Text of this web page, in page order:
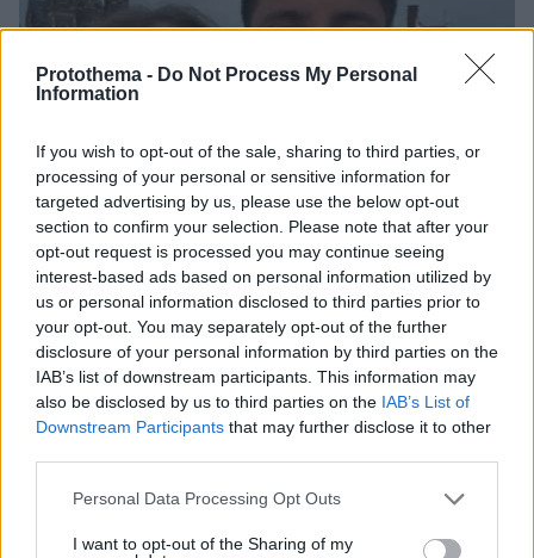
Protothema - Do Not Process My Personal
Information
If you wish to opt-out of the sale, sharing to third parties, or
processing of your personal or sensitive information for
targeted advertising by us, please use the below opt-out
section to confirm your selection. Please note that after your
opt-out request is processed you may continue seeing
interest-based ads based on personal information utilized by
us or personal information disclosed to third parties prior to
your opt-out. You may separately opt-out of the further
disclosure of your personal information by third parties on the
IAB’s list of downstream participants. This information may
also be disclosed by us to third parties on the IAB’s List of
Downstream Participants that may further disclose it to other
Please note that this website/app uses one or more Google
not limited to your visit or usage behaviour. You may click to
Personal Data Processing Opt Outs
I want to opt-out of the Sharing of my
Η αποκαλυπτική κατάθεση της συζύγου του
Αφγανού: Πώς γνωρίσαμε τη Λίσα, γιατί
υποψιάστηκα ότι ήταν το πτώμα στη βαλίτσα
06.08.2026, 12:32